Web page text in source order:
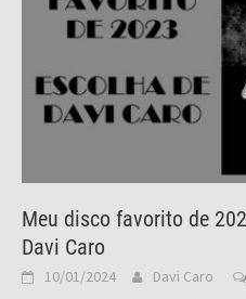
Meu disco favorito de
Davi Caro
10/01/2024 Davi Caro